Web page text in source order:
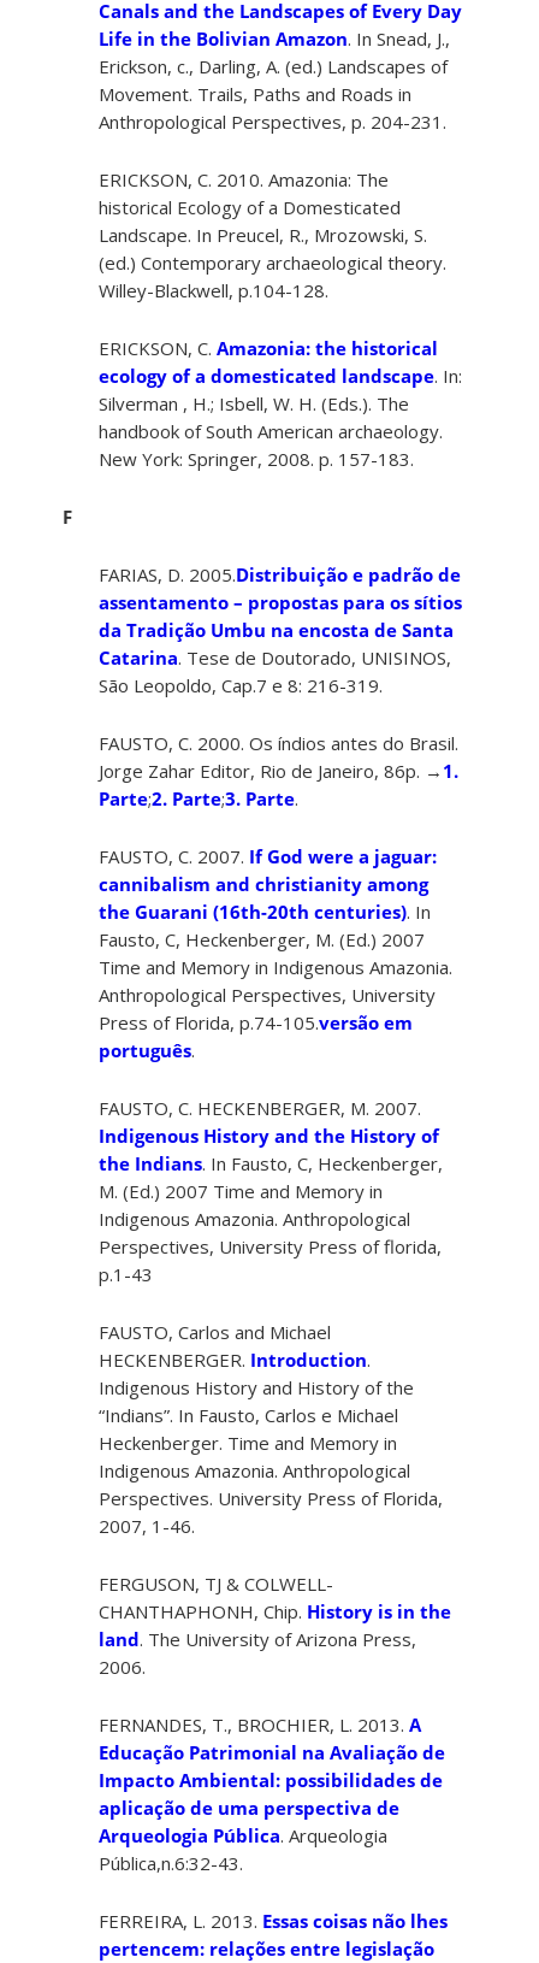
Canals and the Landscapes of Every Day
Life in the Bolivian Amazon. In Snead, J.,
Erickson, c., Darling, A. (ed.) Landscapes of
Movement. Trails, Paths and Roads in
Anthropological Perspectives, p. 204-231.
ERICKSON, C. 2010. Amazonia: The
historical Ecology of a Domesticated
Landscape. In Preucel, R., Mrozowski, S.
(ed.) Contemporary archaeological theory.
Willey-Blackwell, p.104-128.
ERICKSON, C.Amazonia: the historical
ecology of a domesticated landscape. In:
Silverman , H.; Isbell, W. H. (Eds.). The
handbook of South American archaeology.
New York: Springer, 2008. p. 157-183.
F
FARIAS, D. 2005.Distribuição e padrão de
assentamento – propostas para os sítios
da Tradição Umbu na encosta de Santa
Catarina. Tese de Doutorado, UNISINOS,
São Leopoldo, Cap.7 e 8: 216-319.
FAUSTO, C. 2000. Os índios antes do Brasil.
Jorge Zahar Editor, Rio de Janeiro, 86p. → 1.
Parte;2. Parte;3. Parte.
FAUSTO, C. 2007. If God were a jaguar:
cannibalism and christianity among
the Guarani (16th-20th centuries). In
Fausto, C, Heckenberger, M. (Ed.) 2007
Time and Memory in Indigenous Amazonia.
Anthropological Perspectives, University
Press of Florida, p.74-105.versão em
português.
FAUSTO, C. HECKENBERGER, M. 2007.
Indigenous History and the History of
the Indians. In Fausto, C, Heckenberger,
M. (Ed.) 2007 Time and Memory in
Indigenous Amazonia. Anthropological
Perspectives, University Press of florida,
p.1-43
FAUSTO, Carlos and Michael
HECKENBERGER. Introduction.
Indigenous History and History of the
“Indians”. In Fausto, Carlos e Michael
Heckenberger. Time and Memory in
Indigenous Amazonia. Anthropological
Perspectives. University Press of Florida,
2007, 1-46.
FERGUSON, TJ & COLWELL-
CHANTHAPHONH, Chip. History is in the
land. The University of Arizona Press,
2006.
FERNANDES, T., BROCHIER, L. 2013.A
Educação Patrimonial na Avaliação de
Impacto Ambiental: possibilidades de
aplicação de uma perspectiva de
Arqueologia Pública. Arqueologia
Pública,n.6:32-43.
FERREIRA, L. 2013. Essas coisas não lhes
pertencem: relações entre legislação